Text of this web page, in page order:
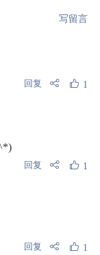
写留言
回复 1
回复 1
回复 1